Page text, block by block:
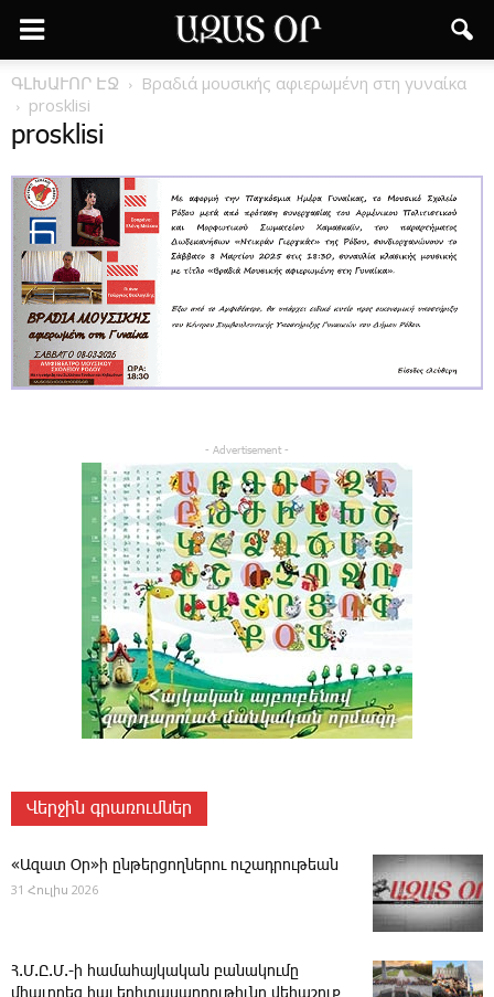
ԳԼԽԱՒՈՐ ԷՋ
Βραδιά μουσικής αφιερωμένη στη γυναίκα
prosklisi
prosklisi
- Advertisement -
Վերջին գրառումներ
«Ազատ Օր»ի ընթերցողներու ուշադրութեան
31 Հուլիս 2026
Հ.Մ.Ը.Մ.-ի համահայկական բանակումը
միաւորեց հայ երիտասարդութիւնը վեհաշուք